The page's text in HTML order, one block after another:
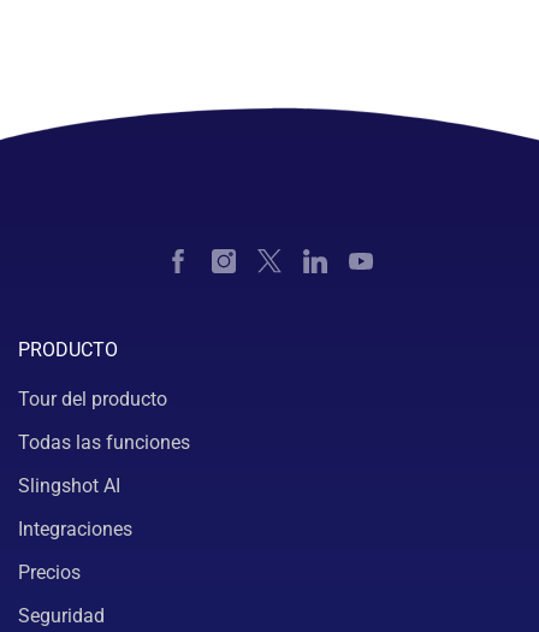
PRODUCTO
Tour del producto
Todas las funciones
Slingshot AI
Integraciones
Precios
Seguridad